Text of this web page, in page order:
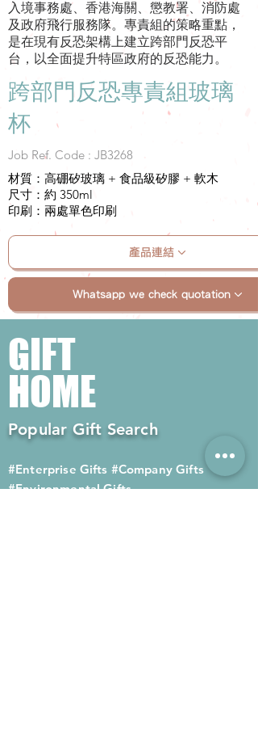
入境事務處、香港海關、懲教署、消防處
及政府飛行服務隊。專責組的策略重點，
是在現有反恐架構上建立跨部門反恐平
台，以全面提升特區政府的反恐能力。
跨部門反恐專責組玻璃
杯
Job Ref. Code : JB3268
材質：高硼矽玻璃 + 食品級矽膠 + 軟木
尺寸：約 350ml
印刷：兩處單色印刷
產品連結
Whatsapp we check quotation
GIFT
HOME
Popular Gift Search
#Enterprise Gifts #Company Gifts
#Environmental Gifts